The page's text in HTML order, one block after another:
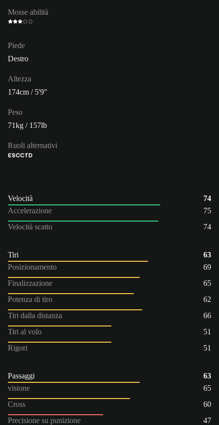
Mosse abilità
Piede
Destro
Altezza
174cm / 5'9"
Peso
71kg / 157lb
Ruoli alternativi
ESCCTD
Velocità
74
Accelerazione
75
Velocità scatto
74
Tiri
63
Posizionamento
69
Finalizzazione
65
Potenza di tiro
62
Tiri dalla distanza
66
Tiri al volo
51
Rigori
51
Passaggi
63
visione
65
Cross
60
Precisione su punizione
47